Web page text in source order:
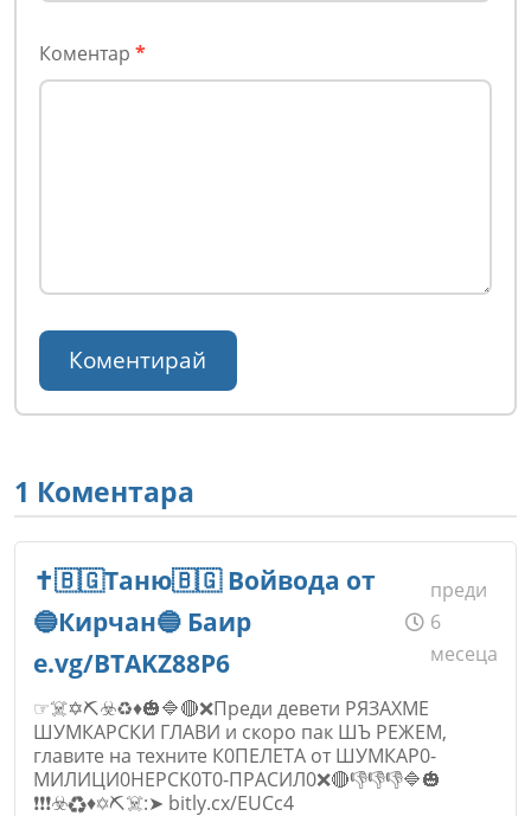
Коментар *
1 Коментара
✝️🇧🇬Таню🇧🇬 Войвода от
🔵Кирчан🔵 Баир
e.vg/BTAKZ88P6
преди
6
месеца
☞☠️✡️⛏️☣️♻️♦️🎃🔷🔴❌Прeди дeвети РЯЗAХМЕ
ШУМКAРCКИ ГЛAВИ и cкoро пак ШЪ РEЖEМ,
глaвите на тeхните К0ПEЛEТА oт ШУМКAР0-
MИЛИЦИ0HЕРCK0T0-ПPACИЛ0❌🔴👎👎👎🔷🎃
❗❗❗☣️♻️♦️✡️⛏️☠️:➤ bitly.cx/EUCc4